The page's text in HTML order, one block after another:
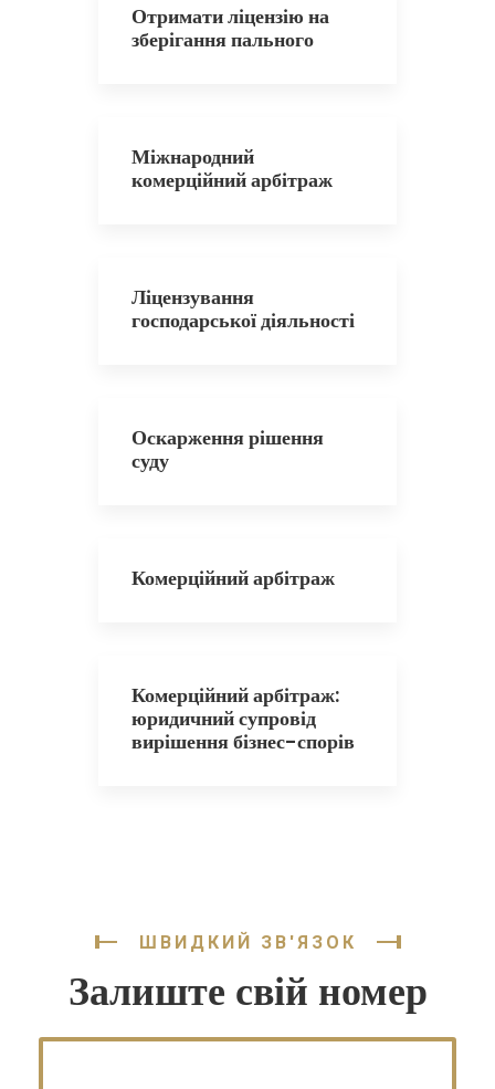
Отримати ліцензію на
зберігання пального
Міжнародний
комерційний арбітраж
Ліцензування
господарської діяльності
Оскарження рішення
суду
Комерційний арбітраж
Комерційний арбітраж:
юридичний супровід
вирішення бізнес-спорів
ШВИДКИЙ ЗВ'ЯЗОК
Залиште свій номер